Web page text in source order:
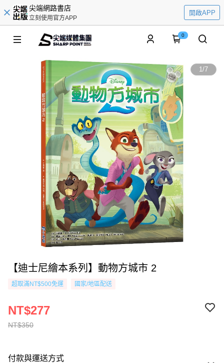
尖端網路書店
立刻使用官方APP
開啟APP
0
1/7
【迪士尼繪本系列】動物方城市 2
超取滿NT$500免運 國家/地區配送
NT$350
NT$277
付款與運送方式